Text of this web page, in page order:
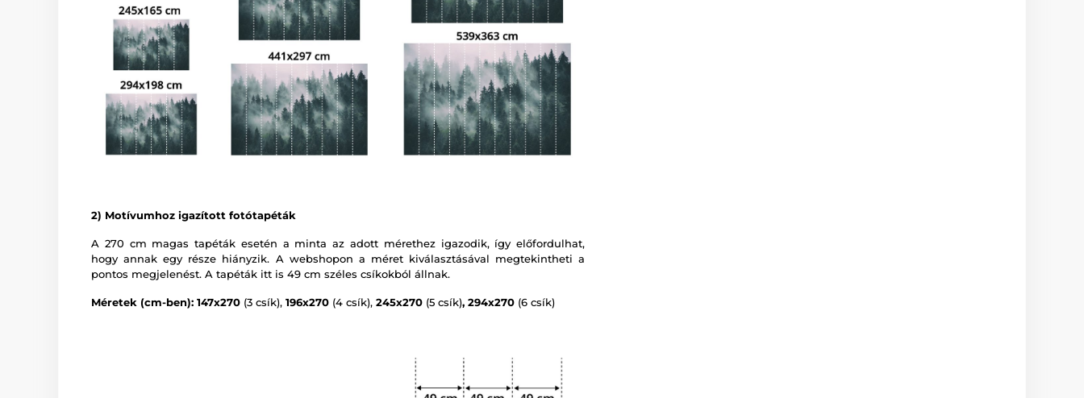
2) Motívumhoz igazított fotótapéták
A 270 cm magas tapéták esetén a minta az adott mérethez igazodik, így előfordulhat,
hogy annak egy része hiányzik. A webshopon a méret kiválasztásával megtekintheti a
pontos megjelenést. A tapéták itt is 49 cm széles csíkokból állnak.
Méretek (cm-ben): 147x270 (3 csík), 196x270 (4 csík), 245x270 (5 csík), 294x270 (6 csík)